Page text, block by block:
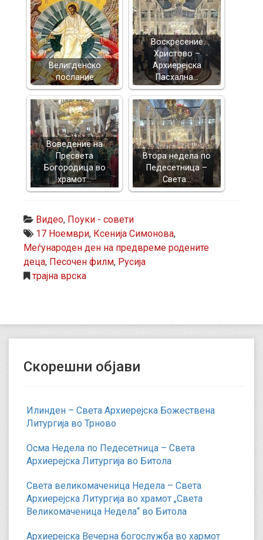
Велигденско
послание
Воскресение
Христово –
Архиерејска
Пасхална…
Воведение на
Пресвета
Богородица во
храмот…
Втора недела по
Педесетница –
Света…
Видео, Поуки - совети
17 Ноември, Ксенија Симонова,
Меѓународен ден на предвреме родените
деца, Песочен филм, Русија
трајна врска
Скорешни објави
Илинден – Света Архиерејска Божествена
Литургија во Трново
Осма Недела по Педесетница – Света
Архиерејска Литургија во Битола
Света великомаченица Недела – Света
Архиерејска Литургија во храмот „Света
Великомаченица Недела“ во Битола
Архиерејска Вечерна богослужба во хармот